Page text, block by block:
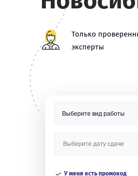
Только
эксперты
У меня есть промокод